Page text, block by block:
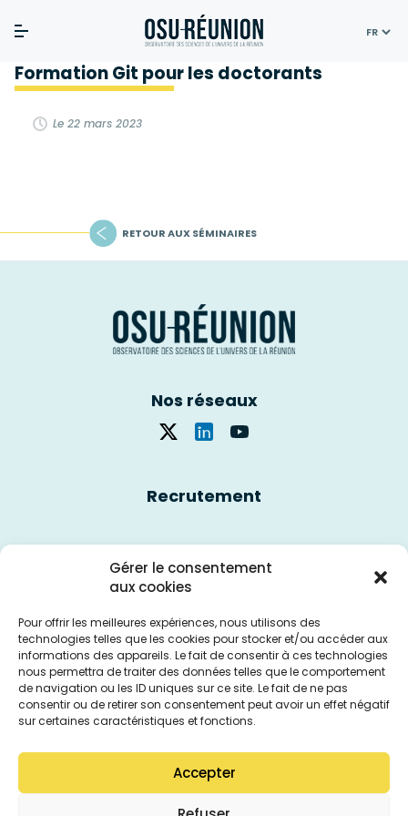
Gérer le consentement
aux cookies
Pour offrir les meilleures expériences, nous utilisons des
technologies telles que les cookies pour stocker et/ou accéder aux
informations des appareils. Le fait de consentir à ces technologies
nous permettra de traiter des données telles que le comportement
de navigation ou les ID uniques sur ce site. Le fait de ne pas
consentir ou de retirer son consentement peut avoir un effet négatif
sur certaines caractéristiques et fonctions.
Accepter
Accueil La diffusion du savoir>Formation Git pour les
doctorants
Formation Git pour les doctorants
Le 22 mars 2023
RETOUR AUX SÉMINAIRES
Nos réseaux
Recrutement
Politique des cookies
Mentions légales